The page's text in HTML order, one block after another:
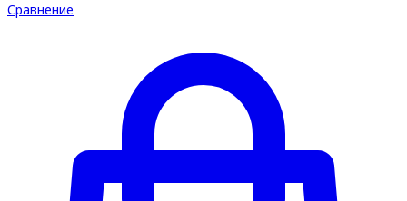
Сравнение